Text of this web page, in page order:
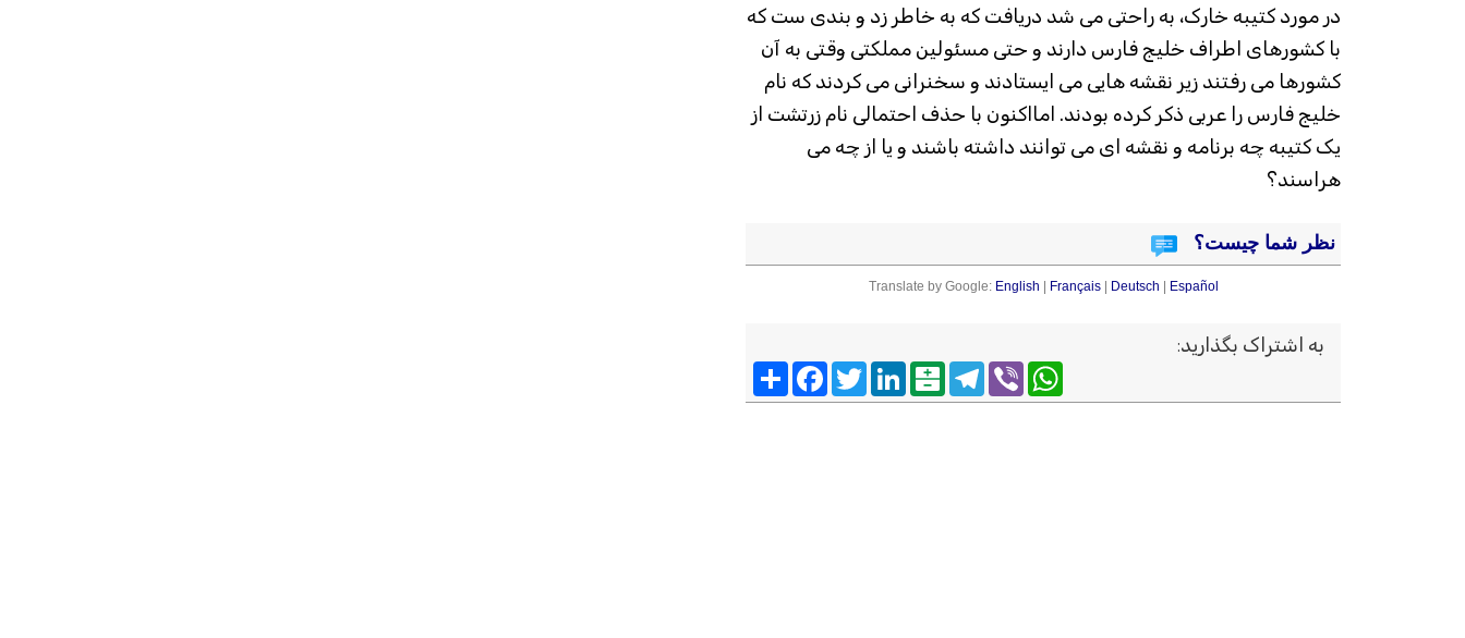
در مورد کتیبه خارک، به راحتی می شد دریافت که به خاطر زد و بندی ست که
با کشورهای اطراف خلیج فارس دارند و حتی مسئولین مملکتی وقتی به آن
کشورها می رفتند زیر نقشه هایی می ایستادند و سخنرانی می کردند که نام
خلیج فارس را عربی ذکر کرده بودند. امااکنون با حذف احتمالی نام زرتشت از
یک کتیبه چه برنامه و نقشه ای می توانند داشته باشند و یا از چه می
هراسند؟
نظر شما چیست؟
Translate by Google: English Français| Deutsch Español
به اشتراک بگذارید:
اشتراک
FacebookTwitter
LinkedInBalatarin
TelegramViber
WhatsApp